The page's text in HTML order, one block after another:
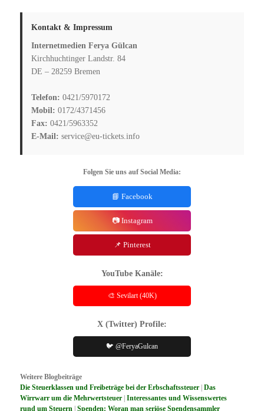
Kontakt & Impressum
Internetmedien Ferya Gülcan
Kirchhuchtinger Landstr. 84
DE – 28259 Bremen
Telefon: 0421/5970172
Mobil: 0172/4371456
Fax: 0421/5963352
E-Mail: service@eu-tickets.info
Folgen Sie uns auf Social Media:
📘 Facebook
📷 Instagram
📌 Pinterest
YouTube Kanäle:
🎨 Sevilart (40K)
X (Twitter) Profile:
🐦 @FeryaGulcan
Weitere Blogbeiträge
Die Steuerklassen und Freibeträge bei der Erbschaftssteuer |Das
Wirrwarr um die Mehrwertsteuer |Interessantes und Wissenswertes
rund um Steuern |Spenden: Woran man seriöse Spendensammler